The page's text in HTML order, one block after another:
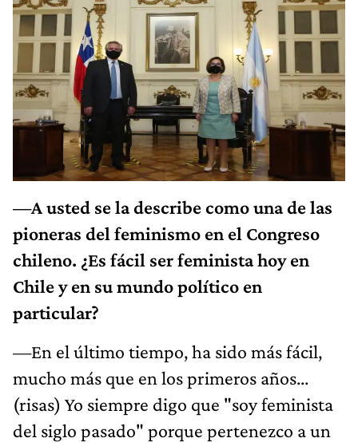
—A usted se la describe como una de las
pioneras del feminismo en el Congreso
chileno. ¿Es fácil ser feminista hoy en
Chile y en su mundo político en
particular?
—En el último tiempo, ha sido más fácil,
mucho más que en los primeros años...
(risas) Yo siempre digo que "soy feminista
del siglo pasado" porque pertenezco a un